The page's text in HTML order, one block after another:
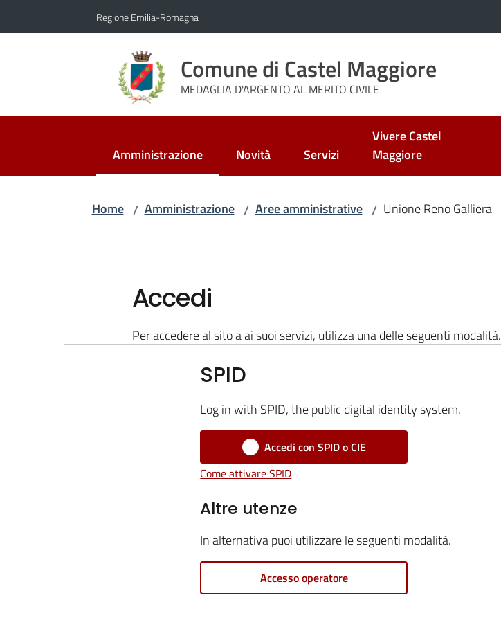
Regione Emilia-Romagna
Comune di Castel Maggiore
MEDAGLIA D'ARGENTO AL MERITO CIVILE
Amministrazione
Menu selezionato Novità Servizi
Vivere Castel
Maggiore
Home / Amministrazione / Aree amministrative / Unione Reno Galliera
Accedi
Per accedere al sito a ai suoi servizi, utilizza una delle seguenti modalità.
SPID
Log in with SPID, the public digital identity system.
Accedi con SPID o CIE
Come attivare SPID
Altre utenze
In alternativa puoi utilizzare le seguenti modalità.
Accesso operatore